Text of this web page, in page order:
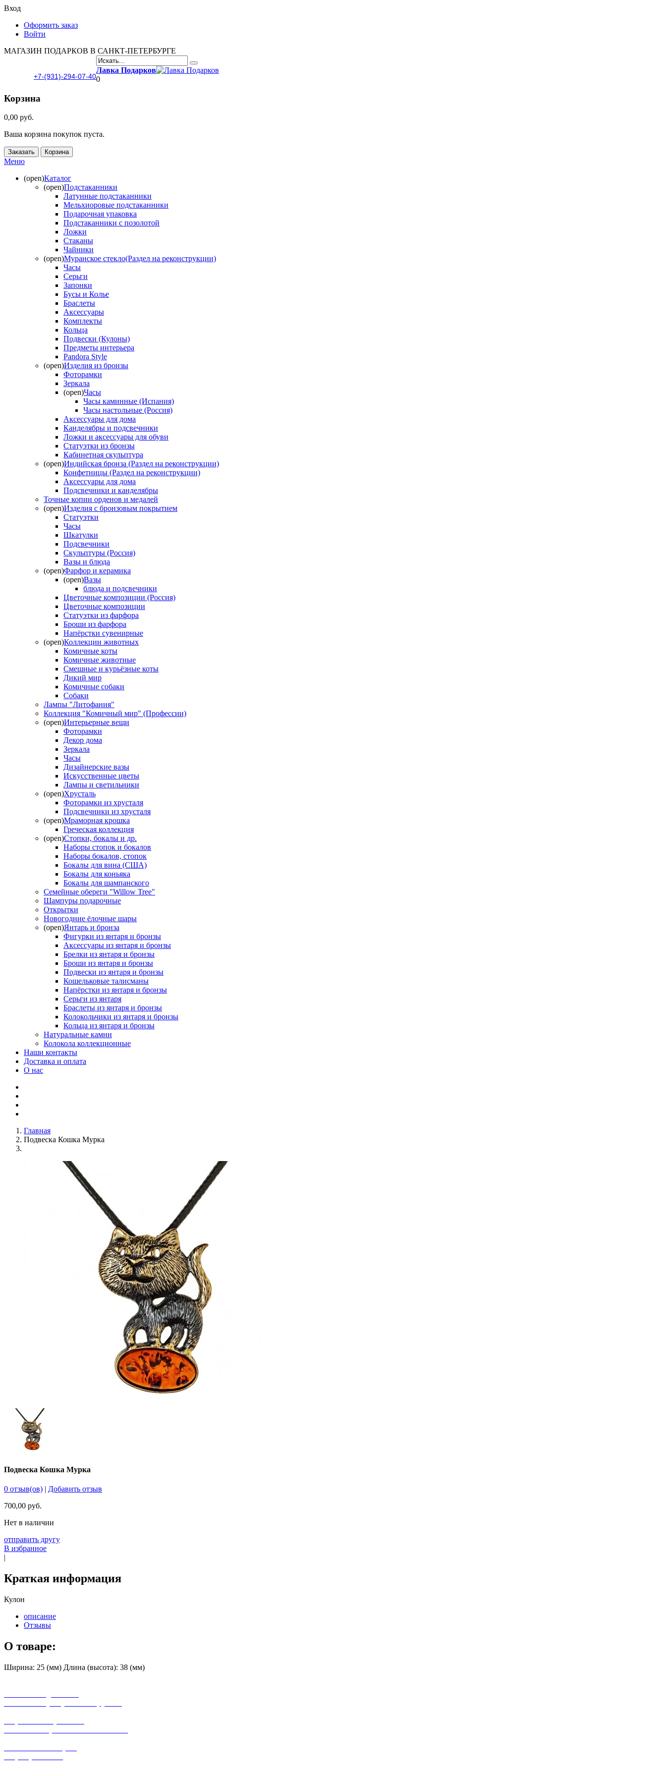
Вход
Оформить заказ
Войти
МАГАЗИН ПОДАРКОВ В САНКТ-ПЕТЕРБУРГЕ
+7-(931)-294-07-40
Лавка Подарков
0
Корзина
0,00 руб.
Ваша корзина покупок пуста.
Заказать Корзина
Меню
(open)Каталог
(open)Подстаканники
Латунные подстаканники
Мельхиоровые подстаканники
Подарочная упаковка
Подстаканники с позолотой
Ложки
Стаканы
Чайники
(open)Муранское стекло(Раздел на реконструкции)
Часы
Серьги
Запонки
Бусы и Колье
Браслеты
Аксессуары
Комплекты
Кольца
Подвески (Кулоны)
Предметы интерьера
Pandora Style
(open)Изделия из бронзы
Фоторамки
Зеркала
(open)Часы
Часы каминные (Испания)
Часы настольные (Россия)
Аксессуары для дома
Канделябры и подсвечники
Ложки и аксессуары для обуви
Статуэтки из бронзы
Кабинетная скульптура
(open)Индийская бронза (Раздел на реконструкции)
Конфетницы (Раздел на реконструкции)
Аксессуары для дома
Подсвечники и канделябры
Точные копии орденов и медалей
(open)Изделия с бронзовым покрытием
Статуэтки
Часы
Шкатулки
Подсвечники
Скульптуры (Россия)
Вазы и блюда
(open)Фарфор и керамика
(open)Вазы
блюда и подсвечники
Цветочные композиции (Россия)
Цветочные композиции
Статуэтки из фарфора
Броши из фарфора
Напёрстки сувенирные
(open)Коллекции животных
Комичные коты
Комичные животные
Смешные и курьёзные коты
Дикий мир
Комичные собаки
Собаки
Лампы "Литофания"
Коллекция "Комичный мир" (Профессии)
(open)Интерьерные вещи
Фоторамки
Декор дома
Зеркала
Часы
Дизайнерские вазы
Искусственные цветы
Лампы и светильники
(open)Хрусталь
Фоторамки из хрусталя
Подсвечники из хрусталя
(open)Мраморная крошка
Греческая коллекция
(open)Стопки, бокалы и др.
Наборы стопок и бокалов
Наборы бокалов, стопок
Бокалы для вина (США)
Бокалы для коньяка
Бокалы для шампанского
Семейные обереги "Willow Tree"
Шампуры подарочные
Открытки
Новогодние ёлочные шары
(open)Янтарь и бронза
Фигурки из янтаря и бронзы
Аксессуары из янтаря и бронзы
Брелки из янтаря и бронзы
Броши из янтаря и бронзы
Подвески из янтаря и бронзы
Кошельковые талисманы
Напёрстки из янтаря и бронзы
Серьги из янтаря
Браслеты из янтаря и бронзы
Колокольчики из янтаря и бронзы
Кольца из янтаря и бронзы
Натуральные камни
Колокола коллекционные
Наши контакты
Доставка и оплата
О нас
Главная
Подвеска Кошка Мурка
Подвеска Кошка Мурка
0 отзыв(ов) | Добавить отзыв
700,00 руб.
Нет в наличии
отправить другу
В избранное
|
Краткая информация
Кулон
описание
Отзывы
О товаре:
Ширина: 25 (мм) Длина (высота): 38 (мм)